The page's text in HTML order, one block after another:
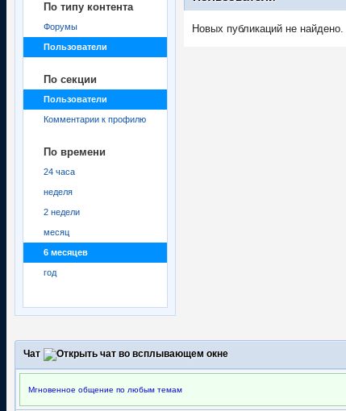
По типу контента
Форумы
Пользователи
По секции
Пользователи
Комментарии к профилю
По времени
24 часа
неделя
2 недели
месяц
6 месяцев
год
Новых публикаций не найдено.
Чат
Мгновенное общение по любым темам